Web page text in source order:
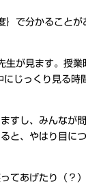
｝で分かることが
生が見ます。授業
じっくり見る時
すし、みんなが
と、やはり目に
てあげたり（？）